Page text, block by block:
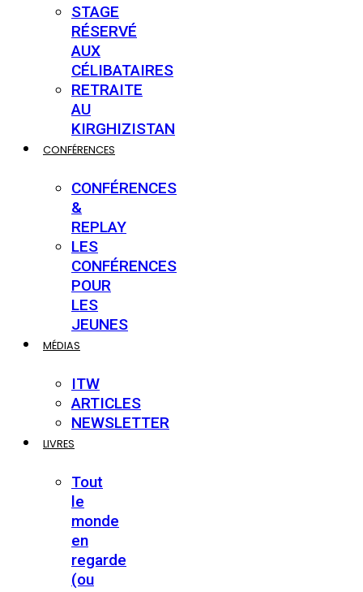
STAGE
RÉSERVÉ
AUX
CÉLIBATAIRES
RETRAITE
AU
KIRGHIZISTAN
CONFÉRENCES
CONFÉRENCES
&
REPLAY
LES
CONFÉRENCES
POUR
LES
JEUNES
MÉDIAS
ITW
ARTICLES
NEWSLETTER
LIVRES
Tout
le
monde
en
regarde
(ou